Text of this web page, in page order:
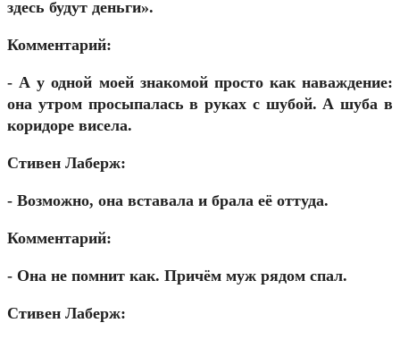
здесь будут деньги».
Комментарий:
- А у одной моей знакомой просто как наваждение:
она утром просыпалась в руках с шубой. А шуба в
коридоре висела.
Стивен Лаберж:
- Возможно, она вставала и брала её оттуда.
Комментарий:
- Она не помнит как. Причём муж рядом спал.
Стивен Лаберж: